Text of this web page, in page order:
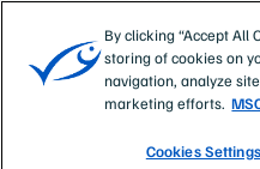
Sites
España
By clicking “Accept All
storing of cookies on
navigation, analyze
marketing efforts.
Cookies Settings